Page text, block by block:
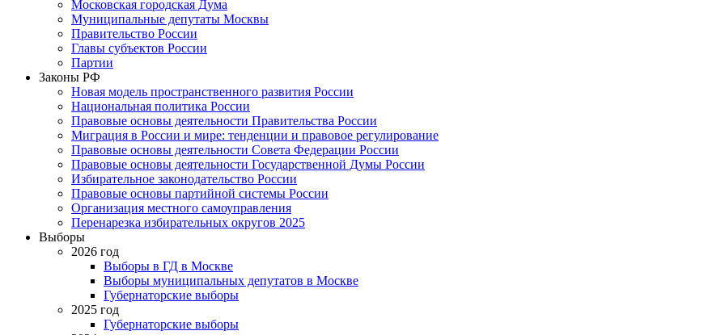
Московская городская Дума
Муниципальные депутаты Москвы
Правительство России
Главы субъектов России
Партии
Законы РФ
Новая модель пространственного развития России
Национальная политика России
Правовые основы деятельности Правительства России
Миграция в России и мире: тенденции и правовое регулирование
Правовые основы деятельности Совета Федерации России
Правовые основы деятельности Государственной Думы России
Избирательное законодательство России
Правовые основы партийной системы России
Организация местного самоуправления
Перенарезка избирательных округов 2025
Выборы
2026 год
Выборы в ГД в Москве
Выборы муниципальных депутатов в Москве
Губернаторские выборы
2025 год
Губернаторские выборы